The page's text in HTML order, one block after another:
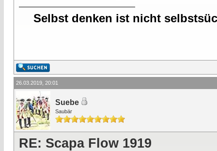
Selbst denken ist nicht
26.03.2019, 20:01
Suebe
Saubär
RE: Scapa Flow 1919